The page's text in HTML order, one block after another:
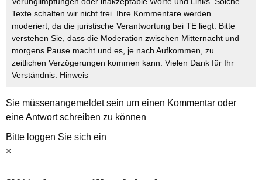
Texte schalten wir nicht frei. Ihre Kommentare werden
moderiert, da die juristische Verantwortung bei TE liegt. Bitte
verstehen Sie, dass die Moderation zwischen Mitternacht und
morgens Pause macht und es, je nach Aufkommen, zu
zeitlichen Verzögerungen kommen kann. Vielen Dank für Ihr
Verständnis. Hinweis
Sie müssenangemeldetsein um einen Kommentar oder
eine Antwort schreiben zu können
Bitte loggen Sie sich ein
×